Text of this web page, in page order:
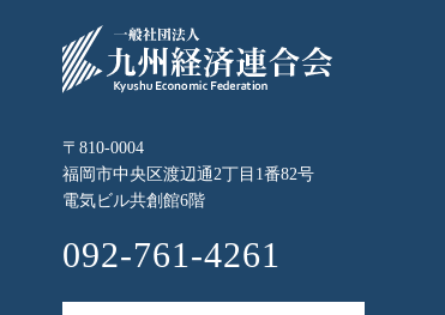
〒810-0004
福岡市中央区渡辺通2丁目1番82号
電気ビル共創館6階
092-761-4261